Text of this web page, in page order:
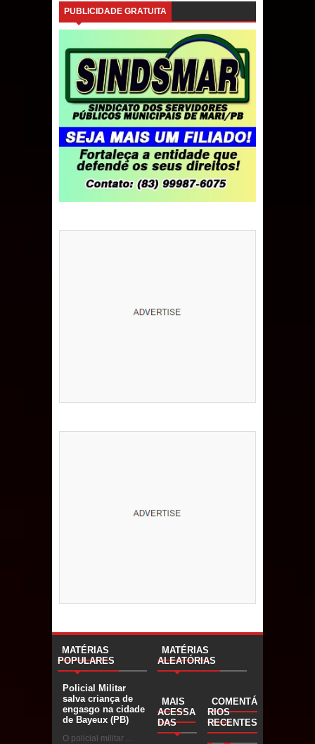
PUBLICIDADE GRATUITA
MATÉRIAS
POPULARES
Policial Militar
salva criança de
engasgo na cidade
de Bayeux (PB)
O policial militar ...
MATÉRIAS
ALEATÓRIAS
MAIS
ACESSA
DAS
COMENTÁ
RIOS
RECENTES